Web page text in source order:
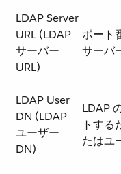
LDAP Server
URL (LDAP
サーバー
URL)
ポート
サーバ
LDAP User
DN (LDAP
ユーザー
DN)
LDAP
トする
たはユ